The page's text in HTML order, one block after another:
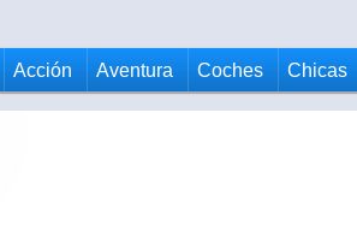
Acción Aventura Coches Chicas